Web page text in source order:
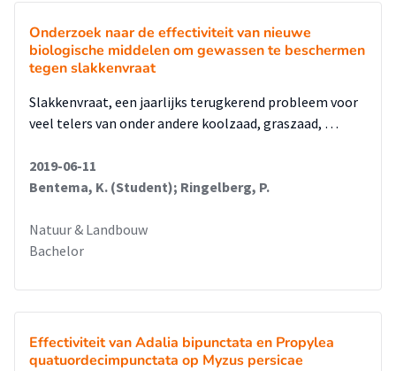
Onderzoek naar de effectiviteit van nieuwe
biologische middelen om gewassen te beschermen
tegen slakkenvraat
Slakkenvraat, een jaarlijks terugkerend probleem voor
veel telers van onder andere koolzaad, graszaad, …
2019-06-11
Bentema, K. (Student); Ringelberg, P.
Natuur & Landbouw
Bachelor
Effectiviteit van Adalia bipunctata en Propylea
quatuordecimpunctata op Myzus persicae